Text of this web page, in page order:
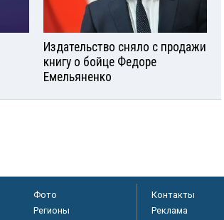
Издательство сняло с продажи
книгу о бойце Федоре
Емельяненко
Фото
Регионы
Контакты
Реклама